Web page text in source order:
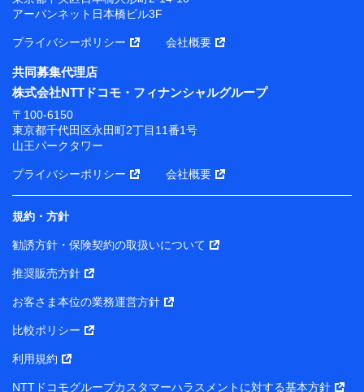
アーバンネット日本橋ビル3F
プライバシーポリシー 会社概要
共同募集代理店
株式会社NTTドコモ・フィナンシャルグループ
〒100-6150
東京都千代田区永田町2丁目11番1号
山王パークタワー
プライバシーポリシー 会社概要
規約・方針
勧誘方針・保険契約の取扱いについて
推奨販売方針
お客さま本位の業務運営方針
比較ポリシー
利用規約
NTTドコモグループカスタマーハラスメントに対する基本方針